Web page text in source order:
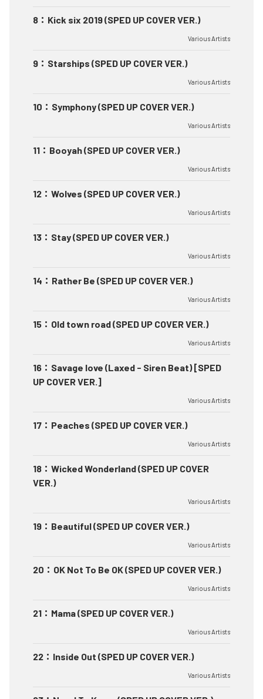
8 ： Kick six 2019 (SPED UP COVER VER.)
Various Artists
9 ： Starships (SPED UP COVER VER.)
Various Artists
10 ： Symphony (SPED UP COVER VER.)
Various Artists
11 ： Booyah (SPED UP COVER VER.)
Various Artists
12 ： Wolves (SPED UP COVER VER.)
Various Artists
13 ： Stay (SPED UP COVER VER.)
Various Artists
14 ： Rather Be (SPED UP COVER VER.)
Various Artists
15 ： Old town road (SPED UP COVER VER.)
Various Artists
16 ： Savage love (Laxed - Siren Beat) [SPED
UP COVER VER.]
Various Artists
17 ： Peaches (SPED UP COVER VER.)
Various Artists
18 ： Wicked Wonderland (SPED UP COVER
VER.)
Various Artists
19 ： Beautiful (SPED UP COVER VER.)
Various Artists
20 ： OK Not To Be OK (SPED UP COVER VER.)
Various Artists
21 ： Mama (SPED UP COVER VER.)
Various Artists
22 ： Inside Out (SPED UP COVER VER.)
Various Artists